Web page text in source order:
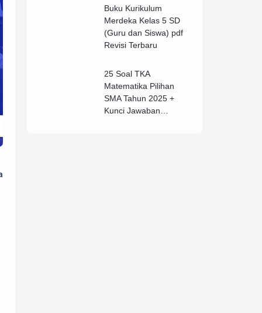
Buku Kurikulum
Merdeka Kelas 5 SD
(Guru dan Siswa) pdf
Revisi Terbaru
25 Soal TKA
Matematika Pilihan
SMA Tahun 2025 +
Kunci Jawaban